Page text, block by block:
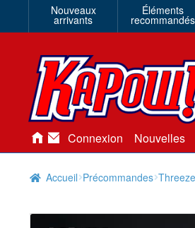
Nouveaux
arrivants
Éléments
recommandés
Connexion Nouvelles
Accueil Précommandes